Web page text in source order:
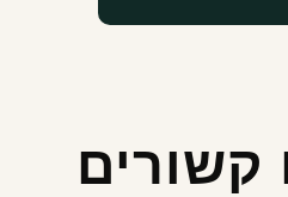
קשורים